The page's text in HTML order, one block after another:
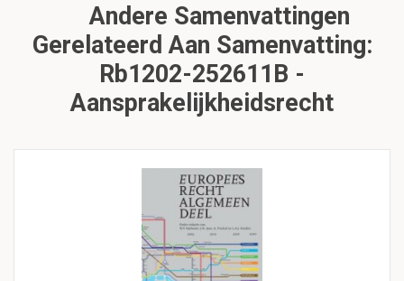
Andere Samenvattingen
Gerelateerd Aan Samenvatting:
Rb1202-252611B -
Aansprakelijkheidsrecht